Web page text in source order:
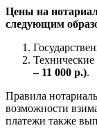
Цены на
следующим
– 11 000 р.).
Правила
возможности
платежи также